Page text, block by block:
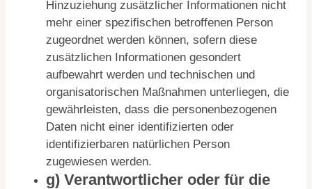
Hinzuziehung zusätzlicher Informationen nicht
mehr einer spezifischen betroffenen Person
zugeordnet werden können, sofern diese
zusätzlichen Informationen gesondert
aufbewahrt werden und technischen und
organisatorischen Maßnahmen unterliegen, die
gewährleisten, dass die personenbezogenen
Daten nicht einer identifizierten oder
identifizierbaren natürlichen Person
zugewiesen werden.
g) Verantwortlicher oder für die